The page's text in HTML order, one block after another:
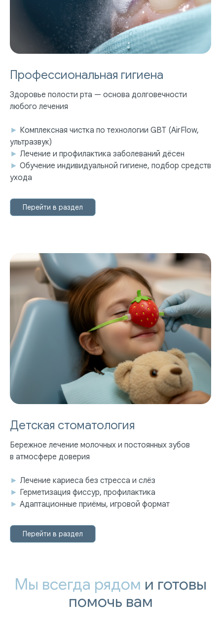
Профессиональная гигиена
Здоровье полости рта — основа долговечности
любого лечения
► Комплексная чистка по технологии GBT (AirFlow,
ультразвук)
► Лечение и профилактика заболеваний дёсен
► Обучение индивидуальной гигиене, подбор средств
ухода
Перейти в раздел
Детская стоматология
Бережное лечение молочных и постоянных зубов
в атмосфере доверия
► Лечение кариеса без стресса и слёз
► Герметизация фиссур, профилактика
► Адаптационные приёмы, игровой формат
Перейти в раздел
Мы всегда рядом и готовы
помочь вам
ПАЦИЕНТАМ
Ответы на
Специалисты
УСЛУГИ
Протезирование | Имплантация
Брекеты | Элайнеры
Профессиональная гигиена
Акции
Статьи
Политика конфиденциальности
Согласие на обработку
персональных данных
Нормативно-правовые акты